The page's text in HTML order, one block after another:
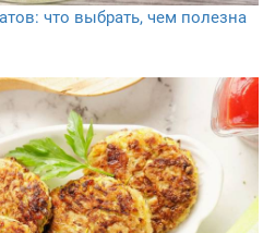
что выбрать, чем полезна